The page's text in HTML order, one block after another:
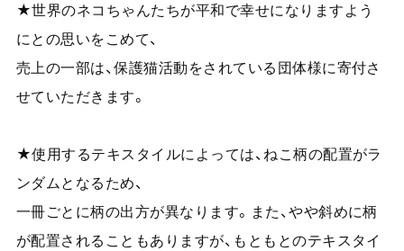
★世界のネコちゃんたちが平和で幸せになりますよう
にとの思いをこめて、
売上の一部は、保護猫活動をされている団体様に寄付さ
せていただきます。
★使用するテキスタイルによっては、ねこ柄の配置がラ
ンダムとなるため、
一冊ごとに柄の出方が異なります。また、やや斜めに柄
が配置されることもありますが、もともとのテキスタイ